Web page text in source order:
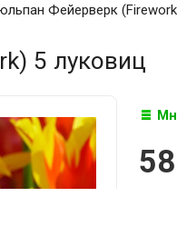
Фейерверк
5 луковиц